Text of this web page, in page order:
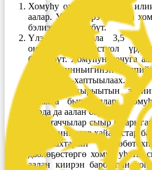
Хомуһу охсоругар үксүн
аалар. Улахан эрэ наадаҕа
бэлиэтии көрдүбүт.
Үлэлиир остуола 3,5 см
оҥоһуллубут. Остуол
бүрүйбүт. Хомуһун чочуга
илии миинньигинэн
туттуллаах-хаптыылаах.
Остуолун кырыытын
харахха быраҕыллар.
уурда да аалан барар.
Хараҥаччылар сыыр
остуол иннигэр хайаҕастар
аналлаахтарын
дьөлөҕөстөргө хомус уһаты
аалан киирэн барбытын